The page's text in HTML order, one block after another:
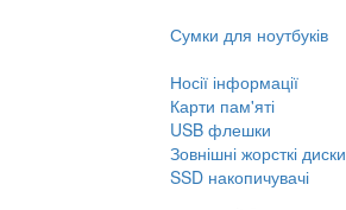
Сумки для ноутбуків
Носії інформації
Карти пам'яті
USB флешки
Зовнішні жорсткі диски
SSD накопичувачі